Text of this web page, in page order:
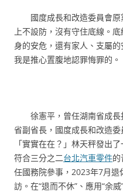
國度成長和改造委員會
上不設防，沒有守住底線。
身的安危，還有家人、支屬
我是推心置腹地認罪悔罪的。
徐憲平，曾任湖南省成
省副省長，國度成長和改造
「實實在在？」林天秤發出
符合三分之二台北汽車零件的
任國務院參事，2023年7月
訪。在“退而不休”、應用“余